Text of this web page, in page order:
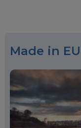
Made in EU